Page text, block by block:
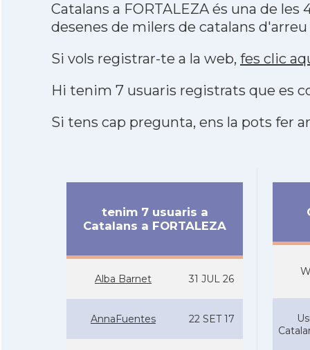
Catalans a FORTALEZA és una de
desenes de milers de catalans
Si vols registrar-te a la web, fes clic
Hi tenim 7 usuaris registrats que es
Si tens cap pregunta, ens la pots fer
tenim 7 usuaris a
Catalans a FORTALEZA
Alba Barnet 31 JUL 26
AnnaFuentes 22 SET 17